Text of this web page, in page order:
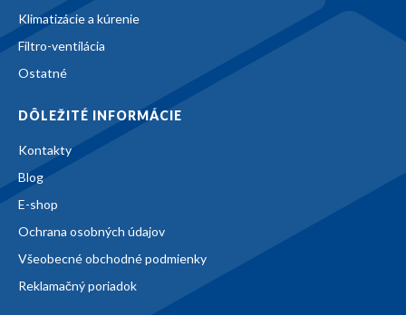
Klimatizácie a kúrenie
Filtro-ventilácia
Ostatné
DÔLEŽITÉ INFORMÁCIE
Kontakty
Blog
E-shop
Ochrana osobných údajov
Všeobecné obchodné podmienky
Reklamačný poriadok